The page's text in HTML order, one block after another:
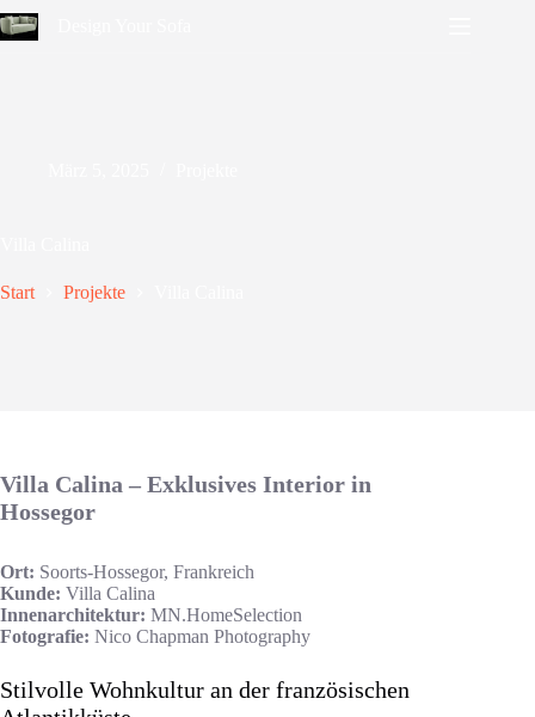
Zum
Inhalt
Start Projekte
Villa Calina – Exklusives Interior in
Hossegor
Ort: Soorts-Hossegor, Frankreich
Kunde: Villa Calina
Innenarchitektur: MN.HomeSelection
Fotografie: Nico Chapman Photography
Stilvolle Wohnkultur an der französischen